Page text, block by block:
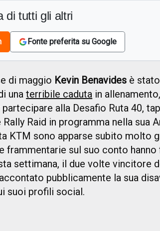
di tutti gli altri
Fonte preferita su Google
di maggio Kevin Benavides è stato
unaterribile caduta in
alla Desafio Ruta 40,
Raid in programma nella sua
KTM sono apparse subito molto
frammentarie sul suo conto
settimana, il due volte vincitore
pubblicamente la sua
suoi profili social.